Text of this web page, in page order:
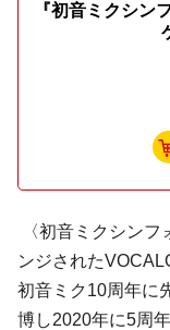
『初音ミクシ
〈初音ミクシンフ
ンジされた
初音ミク10周年に
博し2020年に5周